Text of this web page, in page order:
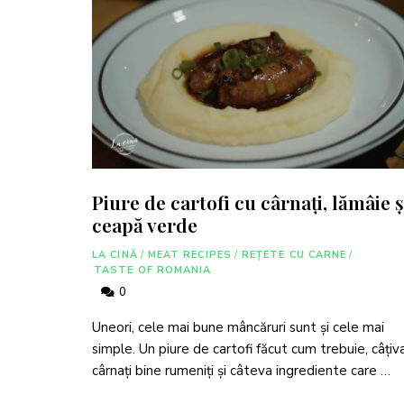
Piure de cartofi cu cârnați, lămâie
ceapă verde
LA CINĂ / MEAT RECIPES / REȚETE CU CARNE /
TASTE OF ROMANIA
0
Uneori, cele mai bune mâncăruri sunt și cele mai
simple. Un piure de cartofi făcut cum trebuie,
cârnați bine rumeniți și câteva ingrediente care …